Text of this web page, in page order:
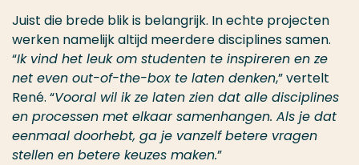
Juist die brede blik is belangrijk. In echte projecten
werken namelijk altijd meerdere disciplines samen.
“Ik vind het leuk om studenten te inspireren en ze
net even out-of-the-box te laten denken,” vertelt
René. “Vooral wil ik ze laten zien dat alle disciplines
en processen met elkaar samenhangen. Als je dat
eenmaal doorhebt, ga je vanzelf betere vragen
stellen en betere keuzes maken.”